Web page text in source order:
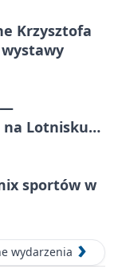
Krzysztofa
—
Lotnisku
sportów w
wydarzenia